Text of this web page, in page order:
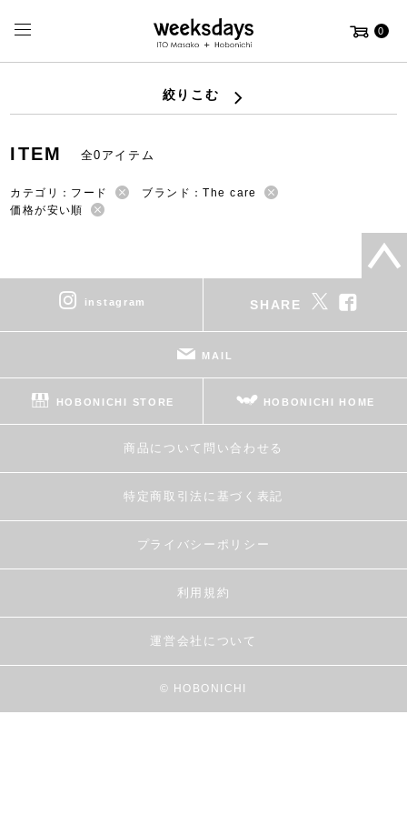
0
絞りこむ
ITEM 全0アイテム
カテゴリ：フード
ブランド：The care
価格が安い順
instagram SHARE
MAIL
HOBONICHI STORE HOBONICHI HOME
商品について問い合わせる
特定商取引法に基づく表記
プライバシーポリシー
利用規約
運営会社について
© HOBONICHI